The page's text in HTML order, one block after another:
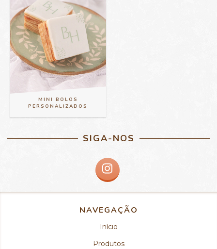
MINI BOLOS
PERSONALIZADOS
SIGA-NOS
NAVEGAÇÃO
Início
Produtos